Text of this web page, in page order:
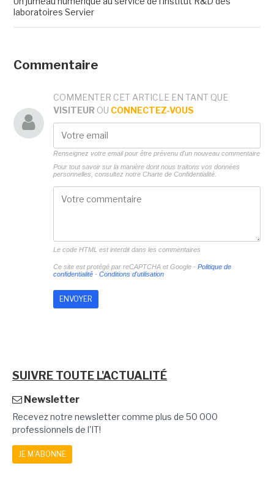
laboratoires Servier
Commentaire
COMMENTER CET ARTICLE EN TANT QUE
VISITEUR OU CONNECTEZ-VOUS
Renseignez votre email pour être prévenu d'un nouveau commentaire
Pour tout savoir sur la manière dont nous traitons vos données
personnelles, consultez notre Charte de Confidentialité.
Le code HTML est interdit dans les commentaires
Ce site est protégé par reCAPTCHA et Google - Politique de
confidentialité- Conditions d'utilisation
SUIVRE TOUTE L'ACTUALITÉ
Newsletter
Recevez notre newsletter comme plus de 50 000
professionnels de l'IT!
JE M'ABONNE